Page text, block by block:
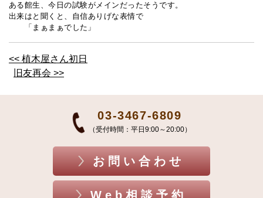
ある館生、今日の試験がメインだったそうです。
出来はと聞くと、自信ありげな表情で
「まぁまぁでした」
<< 植木屋さん初日
旧友再会 >>
03-3467-6809
（受付時間：平日9:00～20:00）
お問い合わせ
Web相談予約